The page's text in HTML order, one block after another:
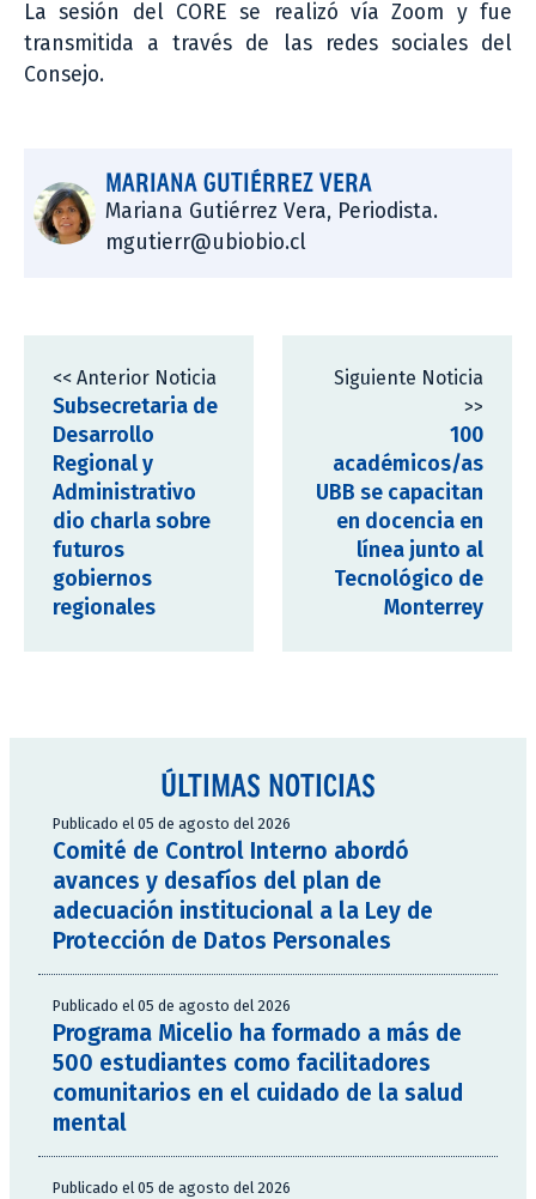
La sesión del CORE se realizó vía Zoom y fue
transmitida a través de las redes sociales del
Consejo.
MARIANA GUTIÉRREZ VERA
Mariana Gutiérrez Vera, Periodista.
mgutierr@ubiobio.cl
<< Anterior Noticia
Subsecretaria de
Desarrollo
Regional y
Administrativo
dio charla sobre
futuros
gobiernos
regionales
Siguiente Noticia
>>
100
académicos/as
UBB se capacitan
en docencia en
línea junto al
Tecnológico de
Monterrey
ÚLTIMAS NOTICIAS
Publicado el 05 de agosto del 2026
Comité de Control Interno abordó
avances y desafíos del plan de
adecuación institucional a la Ley de
Protección de Datos Personales
Publicado el 05 de agosto del 2026
Programa Micelio ha formado a más de
500 estudiantes como facilitadores
comunitarios en el cuidado de la salud
mental
Publicado el 05 de agosto del 2026